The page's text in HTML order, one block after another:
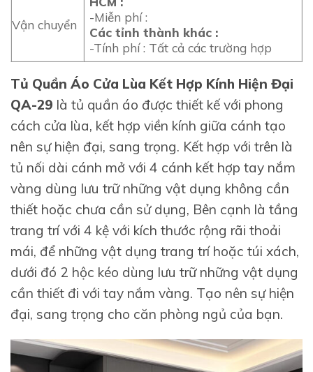
Vận chuyển
-Miễn phí :
Các tỉnh thành khác :
-Tính phí : Tất cả các trường hợp
Tủ Quần Áo Cửa Lùa Kết Hợp Kính Hiện Đại
QA-29 là tủ quần áo được thiết kế với phong
cách cửa lùa, kết hợp viền kính giữa cánh tạo
nên sự hiện đại, sang trọng. Kết hợp với trên là
tủ nối dài cánh mở với 4 cánh kết hợp tay nắm
vàng dùng lưu trữ những vật dụng không cần
thiết hoặc chưa cần sử dụng, Bên cạnh là tầng
trang trí với 4 kệ với kích thước rộng rãi thoải
mái, để những vật dụng trang trí hoặc túi xách,
dưới đó 2 hộc kéo dùng lưu trữ những vật dụng
cần thiết đi với tay nắm vàng. Tạo nên sự hiện
đại, sang trọng cho căn phòng ngủ của bạn.